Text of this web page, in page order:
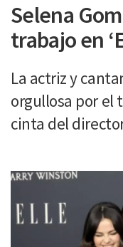
Selena
trabajo en
La actriz y
orgullosa por el
cinta del